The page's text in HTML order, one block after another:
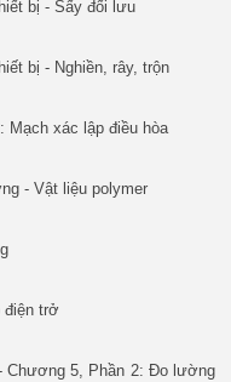
bị - Sấy đối lưu
bị - Nghiền, rây, trộn
Mạch xác lập điều hòa
- Vật liệu polymer
điện trở
Chương 5, Phần 2: Đo lường